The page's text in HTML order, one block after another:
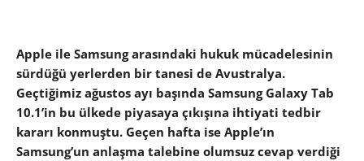
Apple ile Samsung arasındaki hukuk mücadelesinin
sürdüğü yerlerden bir tanesi de Avustralya.
Geçtiğimiz ağustos ayı başında Samsung Galaxy Tab
10.1’in bu ülkede piyasaya çıkışına ihtiyati tedbir
kararı konmuştu. Geçen hafta ise Apple’ın
Samsung’un anlaşma talebine olumsuz cevap verdiği